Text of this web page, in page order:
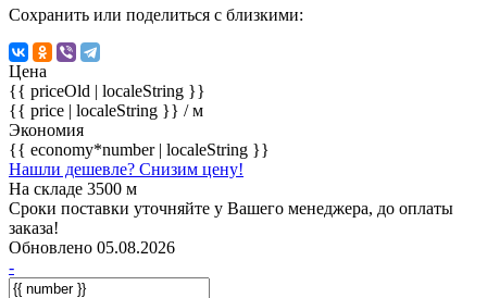
Сохранить или поделиться с близкими:
Цена
{{ priceOld | localeString }}
{{ price | localeString }} / м
Экономия
{{ economy*number | localeString }}
Нашли дешевле? Снизим цену!
На складе 3500 м
Сроки поставки уточняйте у Вашего менеджера, до оплаты
заказа!
Обновлено 05.08.2026
-